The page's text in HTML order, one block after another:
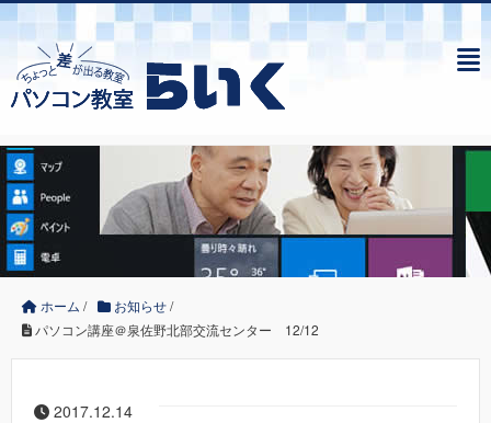
ホーム / お知らせ/
パソコン講座＠泉佐野北部交流センター 12/12
2017.12.14